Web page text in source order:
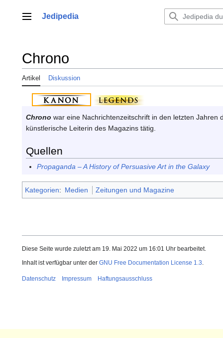
springenHauptmenü
Jedipedia
Chrono
Artikel Diskussion
Chrono war eine Nachrichtenzeitschrift in den letzten Jahren
künstlerische Leiterin des Magazins tätig.
Quellen
Propaganda – A History of Persuasive Art in the Galaxy
Kategorien: Medien Zeitungen und Magazine
Diese Seite wurde zuletzt am 19. Mai 2022 um 16:01 Uhr bearbeitet.
Inhalt ist verfügbar unter der GNU Free Documentation License 1.3.
Datenschutz Impressum Haftungsausschluss